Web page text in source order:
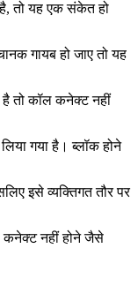
है, तो यह एक संकेत हो
गायब हो जाए तो यह
तो कॉल कनेक्ट नहीं
गया है। ब्लॉक होने
इसे व्यक्तिगत तौर पर
कनेक्ट नहीं होने जैसे